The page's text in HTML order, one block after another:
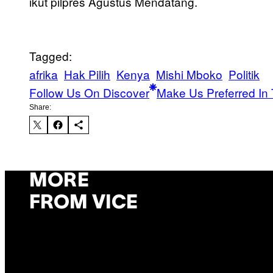
Tagged:
afrika Hak Pilih Kenya Mishi Mboko Politik
Follow Us On Discover Make Us Preferred In
Share:
MORE
FROM VICE